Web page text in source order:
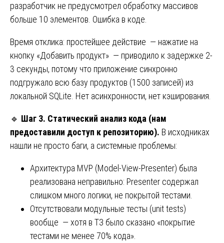
разработчик не предусмотрел обработку массивов
больше 10 элементов. Ошибка в коде.
Время отклика: простейшее действие — нажатие на
кнопку «Добавить продукт» — приводило к задержке 2-
3 секунды, потому что приложение синхронно
подгружало всю базу продуктов (1500 записей) из
локальной SQLite. Нет асинхронности, нет кэширования.
🔹 Шаг 3. Статический анализ кода (нам
предоставили доступ к репозиторию). В исходниках
нашли не просто баги, а системные проблемы:
Архитектура MVP (Model-View-Presenter) была
реализована неправильно: Presenter содержал
слишком много логики, не покрытой тестами.
Отсутствовали модульные тесты (unit tests)
вообще — хотя в ТЗ было сказано «покрытие
тестами не менее 70% кода».